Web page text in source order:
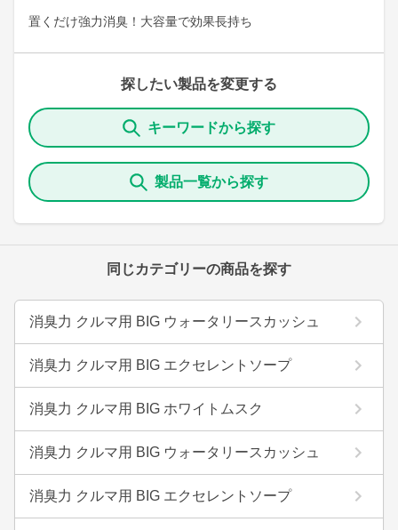
置くだけ強力消臭！大容量で効果長持ち
探したい製品を変更する
キーワードから探す
製品一覧から探す
同じカテゴリーの商品を探す
消臭力 クルマ用 BIG ウォータリースカッシュ
消臭力 クルマ用 BIG エクセレントソープ
消臭力 クルマ用 BIG ホワイトムスク
消臭力 クルマ用 BIG ウォータリースカッシュ
消臭力 クルマ用 BIG エクセレントソープ